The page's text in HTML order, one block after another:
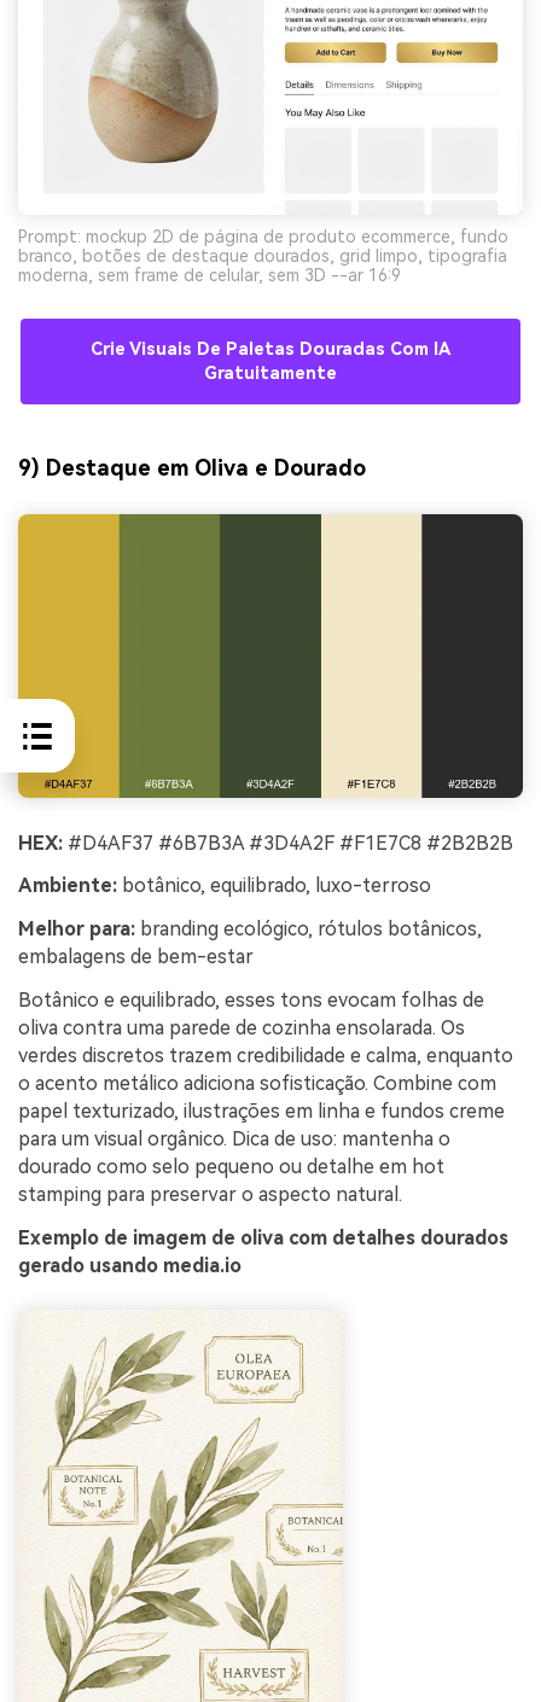
Prompt: mockup 2D de página de produto ecommerce, fundo
branco, botões de destaque dourados, grid limpo, tipografia
moderna, sem frame de celular, sem 3D --ar 16:9
Crie Visuais De Paletas Douradas Com IA
Gratuitamente
9) Destaque em Oliva e Dourado
HEX: #D4AF37 #6B7B3A #3D4A2F #F1E7C8 #2B2B2B
Ambiente: botânico, equilibrado, luxo-terroso
Melhor para: branding ecológico, rótulos botânicos,
embalagens de bem-estar
Botânico e equilibrado, esses tons evocam folhas de
oliva contra uma parede de cozinha ensolarada. Os
verdes discretos trazem credibilidade e calma, enquanto
o acento metálico adiciona sofisticação. Combine com
papel texturizado, ilustrações em linha e fundos creme
para um visual orgânico. Dica de uso: mantenha o
dourado como selo pequeno ou detalhe em hot
stamping para preservar o aspecto natural.
Exemplo de imagem de oliva com detalhes dourados
gerado usando media.io